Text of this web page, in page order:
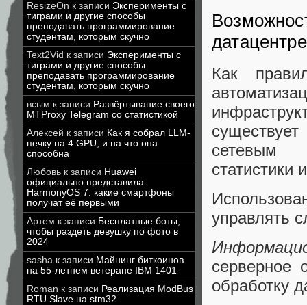
ResizeOn к записи Эксперименты с
тиграми и другие способы
преподавать программирование
студентам, которым скучно
Text2Vid к записи Эксперименты с
тиграми и другие способы
преподавать программирование
студентам, которым скучно
всым к записи Развёртывание своего
MTProxy Telegram со статистикой
Алексей к записи Как я собрал LLM-
печку на 4 GPU, и на что она
способна
Любовь к записи Huawei
официально представила
HarmonyOS 7: какие смартфоны
получат её первыми
Артем к записи Бесплатные боты,
чтобы раздеть девушку по фото в
2024
sasha к записи Майнинг биткоинов
на 55-летнем ветеране IBM 1401
Roman к записи Реализация ModBus
RTU Slave на stm32
датацентре
Как
сетевым
статистики
управлять
серверное
обработку